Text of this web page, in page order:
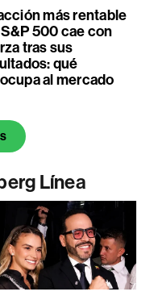
más rentable
500 cae con
tras sus
qué
al mercado
Línea